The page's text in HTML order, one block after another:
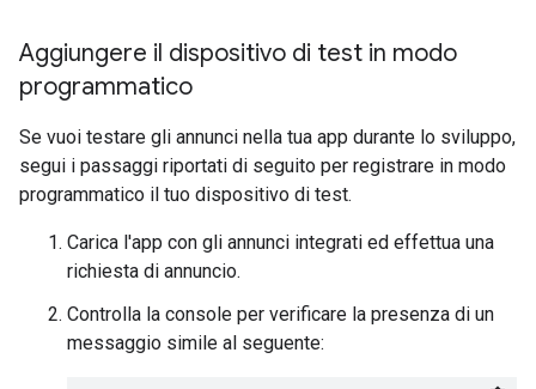
Aggiungere il dispositivo di test in modo
programmatico
Se vuoi testare gli annunci nella tua app durante lo sviluppo,
segui i passaggi riportati di seguito per registrare in modo
programmatico il tuo dispositivo di test.
Carica l'app con gli annunci integrati ed effettua una
richiesta di annuncio.
Controlla la console per verificare la presenza di un
messaggio simile al seguente: